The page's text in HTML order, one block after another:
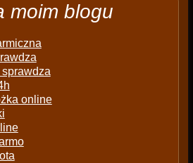
moim blogu
online